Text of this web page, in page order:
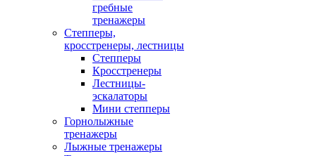
гребные
тренажеры
Степперы,
кросстренеры, лестницы
Степперы
Кросстренеры
Лестницы-
эскалаторы
Мини степперы
Горнолыжные
тренажеры
Лыжные тренажеры